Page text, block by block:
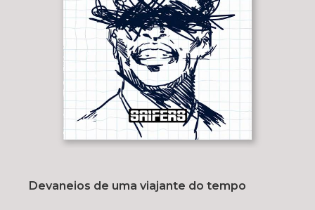
Devaneios de uma viajante do tempo